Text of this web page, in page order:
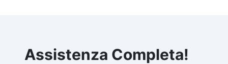
Assistenza Completa!